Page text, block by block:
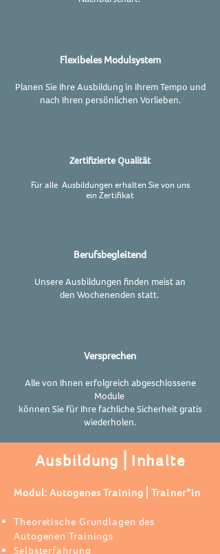
Flexibeles Modulsystem
Planen Sie Ihre Ausbildung in Ihrem Tempo und
nach Ihren persönlichen Vorlieben.
Zertifizierte Qualität
Für alle Ausbildungen erhalten Sie von uns
ein Zertifikat
Berufsbegleitend
Unsere Ausbildungen finden meist an
den Wochenenden statt.
Versprechen
Alle von Ihnen erfolgreich abgeschlossene
Module
können Sie für Ihre fachliche Sicherheit gratis
wiederholen.
Ausbildung⎪Inhalte
Modul: Autogenes Training⎪Trainer*in
Theoretische Grundlagen des
Autogenen Trainings
Selbsterfahrung